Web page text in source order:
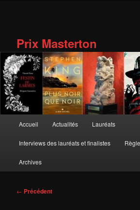
Prix Masterton
principal
Accueil Actualités Lauréats
Interviews des lauréats et finalistes
Archives
Navigation
← Précédent